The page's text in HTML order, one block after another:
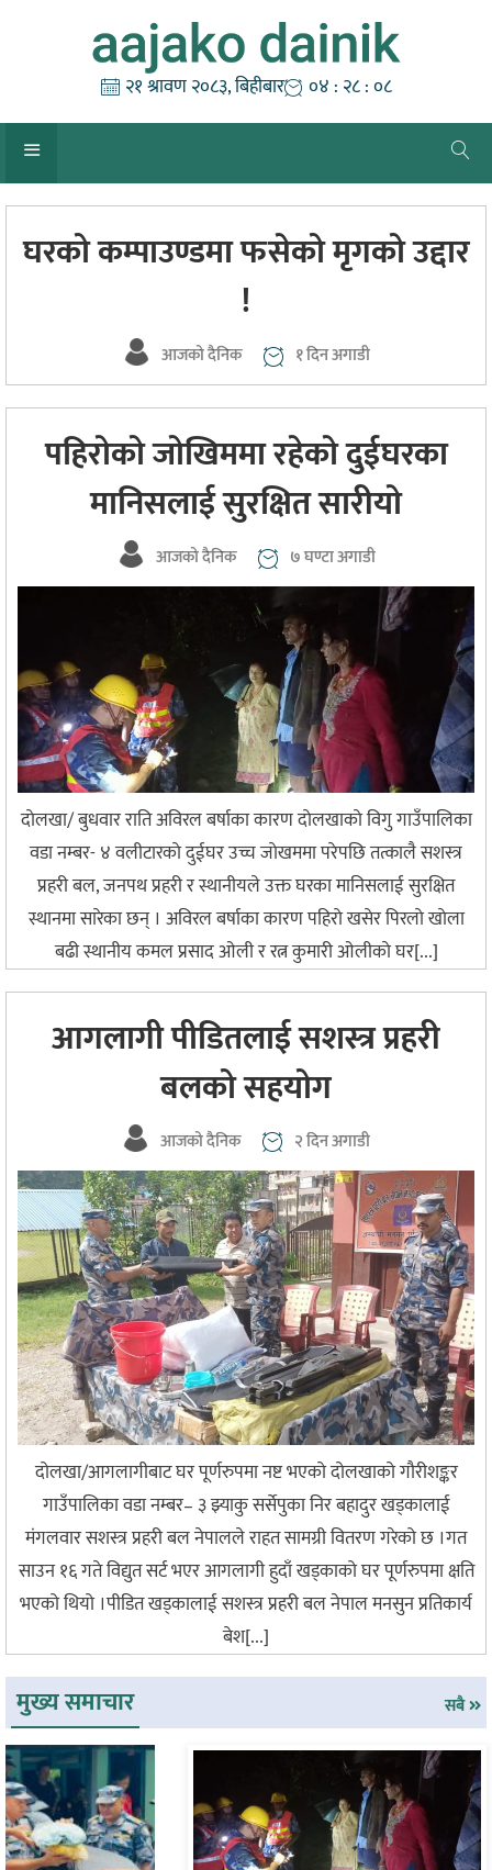
२१ श्रावण २०८३, बिहीबार ०४ : २८ : ०९
घरको कम्पाउण्डमा फसेको मृगको उद्दार
!
आजको दैनिक १ दिन अगाडी
पहिराेकाे जाेखिममा रहेकाे दुईघरका
मानिसलाई सुरक्षित सारीयाे
आजको दैनिक ७ घण्टा अगाडी
दाेलखा/ बुधवार राति अविरल बर्षाका कारण दाेलखाकाे विगु गाउँपालिका
वडा नम्बर- ४ वलीटारकाे दुईघर उच्च जाेखममा परेपछि तत्कालै सशस्त्र
प्रहरी बल, जनपथ प्रहरी र स्थानीयले उक्त घरका मानिसलाई सुरक्षित
स्थानमा सारेका छन् । अविरल बर्षाका कारण पहिराे खसेर पिरलाे खाेला
बढी स्थानीय कमल प्रसाद ओली र रत्न कुमारी ओलीकाे घर[...]
आगलागी पीडितलाई सशस्त्र प्रहरी
बलको सहयोग
आजको दैनिक २ दिन अगाडी
दोलखा/आगलागीबाट घर पूर्णरुपमा नष्ट भएको दोलखाको गौरीशङ्कर
गाउँपालिका वडा नम्बर– ३ झ्याकु सर्सेपुका निर बहादुर खड्कालाई
मंगलवार सशस्त्र प्रहरी बल नेपालले राहत सामग्री वितरण गरेको छ ।गत
साउन १६ गते विद्युत सर्ट भएर आगलागी हुदाँ खड्काको घर पूर्णरुपमा क्षति
भएको थियो ।पीडित खड्कालाई सशस्त्र प्रहरी बल नेपाल मनसुन प्रतिकार्य
बेश[...]
मुख्य समाचार सबै